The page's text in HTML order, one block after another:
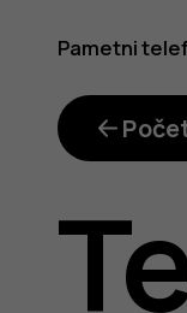
da
Pametni